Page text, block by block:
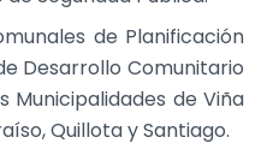
de Planificación
Desarrollo Comunitario
Municipalidades de Viña
Quillota y Santiago.